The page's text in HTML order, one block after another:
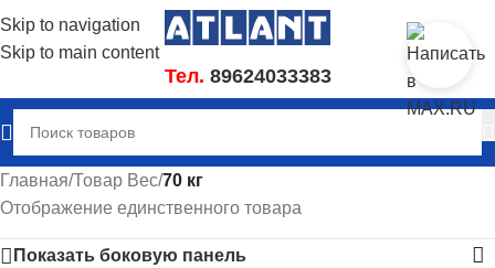
Skip to navigation
Skip to main content
Тел. 89624033383
Главная/Товар Вес/70 кг
Отображение единственного товара
Показать боковую панель